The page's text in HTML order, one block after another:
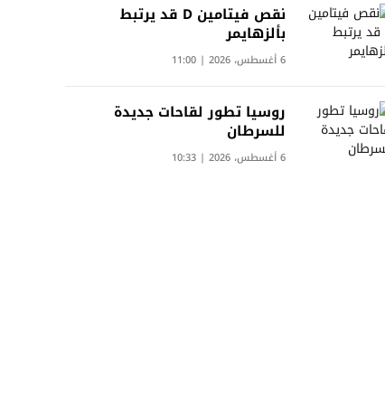
نقص فيتامين D قد يرتبط
بألزهايمر
6 أغسطس، 2026 | 11:00
روسيا تطور لقاحات جديدة
للسرطان
6 أغسطس، 2026 | 10:33